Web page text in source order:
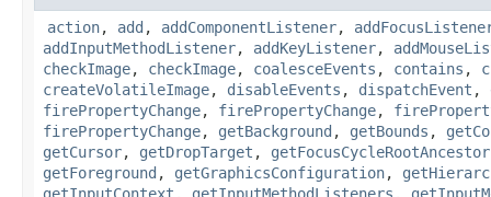
action, add , addComponentListener,
addInputMethodListener, addKeyListener,
checkImage, checkImage, coalesceEvents , contains ,
createVolatileImage, disableEvents , dispatchEvent ,
firePropertyChange, firePropertyChange,
firePropertyChange, getBackground , getBounds ,
getCursor, getDropTarget , getFocusCycleRootAncestor
getForeground , getGraphicsConfiguration,